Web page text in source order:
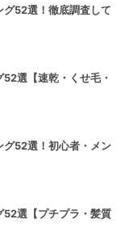
グ52選！徹底調査して
選【速乾・くせ毛・
グ52選！初心者・メン
52選【プチプラ・髪質